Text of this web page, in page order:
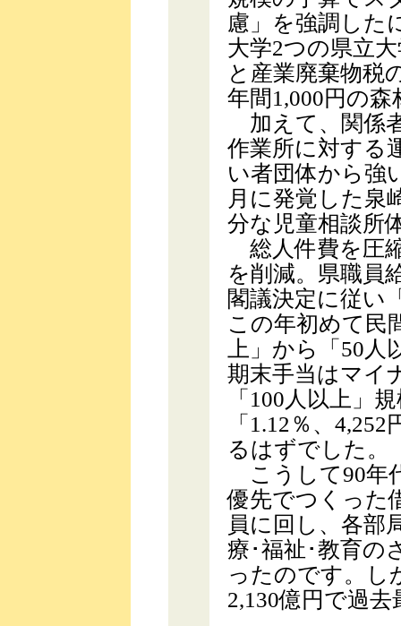
慮」を強調した
大学2つの県立
と産業廃棄物税
年間1,000円の
加えて、関係
作業所に対する
い者団体から強
月に発覚した泉
分な児童相談所
総人件費を圧
を削減。県職員
閣議決定に従い
この年初めて民
上」から「50
期末手当はマイ
「100人以上」
「1.12％、
るはずでした。
こうして90年
優先でつくった
員に回し、各部
療･福祉･教育の
ったのです。し
2,130億円で過